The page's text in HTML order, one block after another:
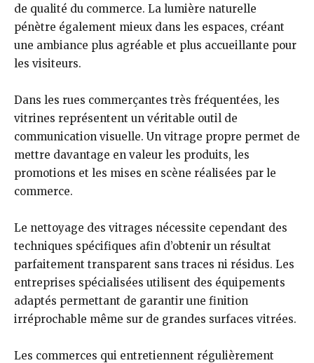
de qualité du commerce. La lumière naturelle
pénètre également mieux dans les espaces, créant
une ambiance plus agréable et plus accueillante pour
les visiteurs.
Dans les rues commerçantes très fréquentées, les
vitrines représentent un véritable outil de
communication visuelle. Un vitrage propre permet de
mettre davantage en valeur les produits, les
promotions et les mises en scène réalisées par le
commerce.
Le nettoyage des vitrages nécessite cependant des
techniques spécifiques afin d’obtenir un résultat
parfaitement transparent sans traces ni résidus. Les
entreprises spécialisées utilisent des équipements
adaptés permettant de garantir une finition
irréprochable même sur de grandes surfaces vitrées.
Les commerces qui entretiennent régulièrement